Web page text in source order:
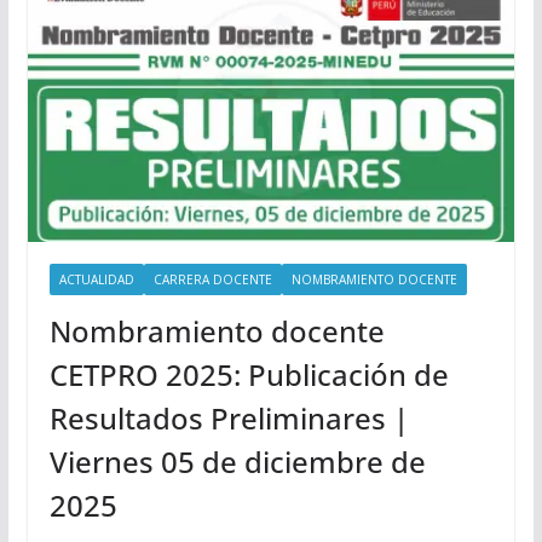
ACTUALIDAD CARRERA DOCENTE NOMBRAMIENTO DOCENTE
Nombramiento docente
CETPRO 2025: Publicación de
Resultados Preliminares |
Viernes 05 de diciembre de
2025